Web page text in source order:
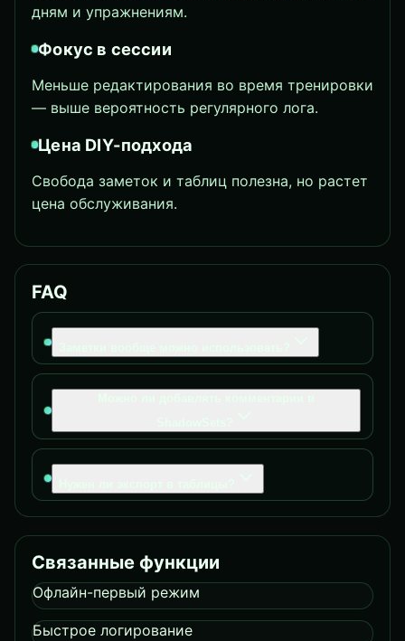
дням и упражнениям.
Фокус в сессии
Меньше редактирования во время тренировки
— выше вероятность регулярного лога.
Цена DIY-подхода
Свобода заметок и таблиц полезна, но растет
цена обслуживания.
FAQ
Связанные функции
Офлайн-первый режим
Быстрое логирование